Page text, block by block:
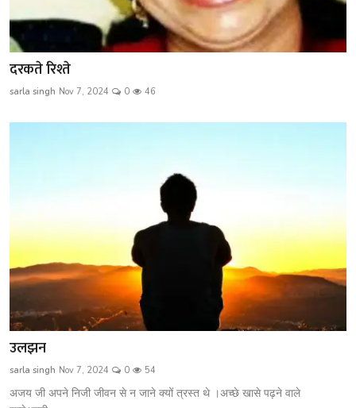
दरकते रिश्ते
sarla singh Nov 7, 2024 0 46
उलझन
sarla singh Nov 7, 2024 0 54
अजय जी अपने निजी जीवन से न जाने क्यों त्रस्त थे ।अच्छे खासे पढ़ने वाले